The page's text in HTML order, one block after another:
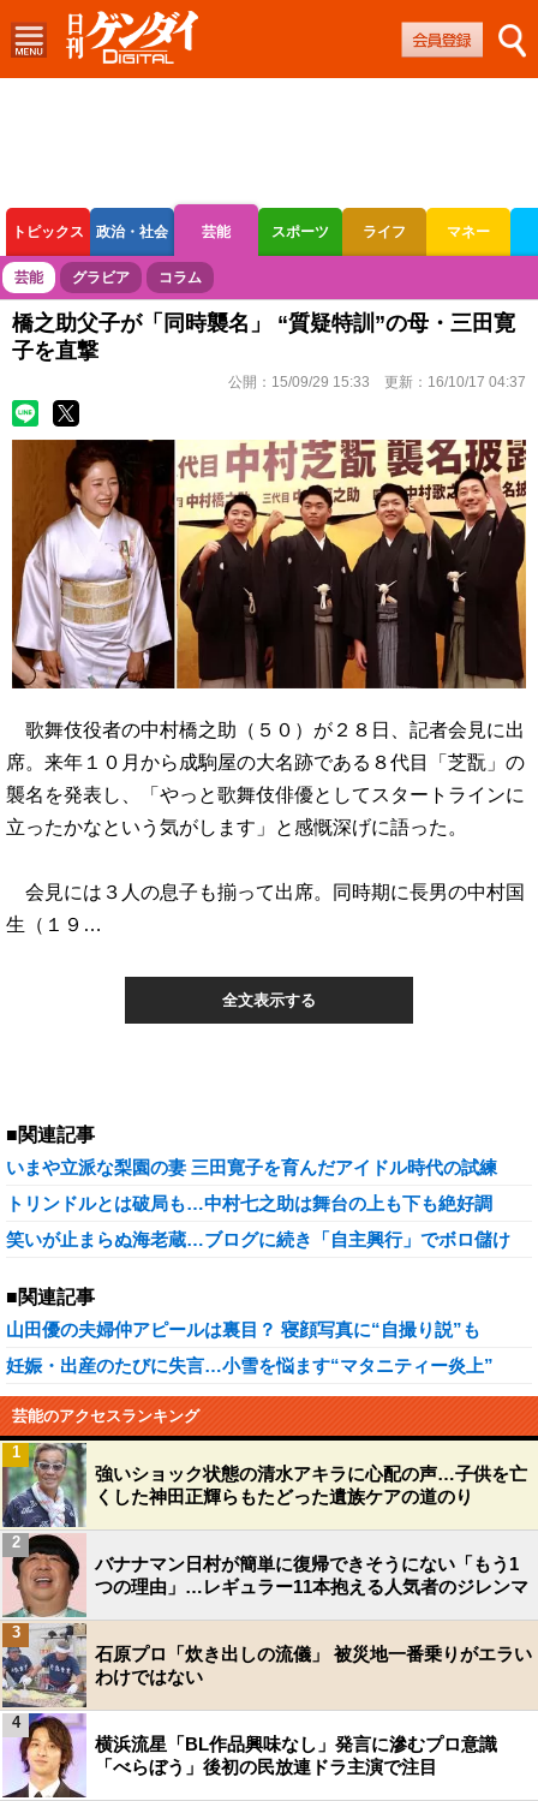
トピックス 政治・社会 芸能 スポーツ ライフ マネー
ボートレース 競輪 オートレース
芸能 グラビア コラム
橋之助父子が「同時襲名」 “質疑特訓”の母・三田寛
子を直撃
公開： 15/09/29 15:33 更新： 16/10/17 04:37
歌舞伎役者の中村橋之助（５０）が２８日、記者会見に出
席。来年１０月から成駒屋の大名跡である８代目「芝翫」の
襲名を発表し、「やっと歌舞伎俳優としてスタートラインに
立ったかなという気がします」と感慨深げに語った。
会見には３人の息子も揃って出席。同時期に長男の中村国
生（１９…
全文表示する
■関連記事
いまや立派な梨園の妻 三田寛子を育んだアイドル時代の試練
トリンドルとは破局も…中村七之助は舞台の上も下も絶好調
笑いが止まらぬ海老蔵…ブログに続き「自主興行」でボロ儲け
■関連記事
山田優の夫婦仲アピールは裏目？ 寝顔写真に“自撮り説”も
妊娠・出産のたびに失言…小雪を悩ます“マタニティー炎上”
芸能のアクセスランキング
強いショック状態の清水アキラに心配の声…子供を亡
くした神田正輝らもたどった遺族ケアの道のり
1
バナナマン日村が簡単に復帰できそうにない「もう1
つの理由」…レギュラー11本抱える人気者のジレンマ
2
石原プロ「炊き出しの流儀」 被災地一番乗りがエラい
わけではない
3
横浜流星「BL作品興味なし」発言に滲むプロ意識
「べらぼう」後初の民放連ドラ主演で注目
4